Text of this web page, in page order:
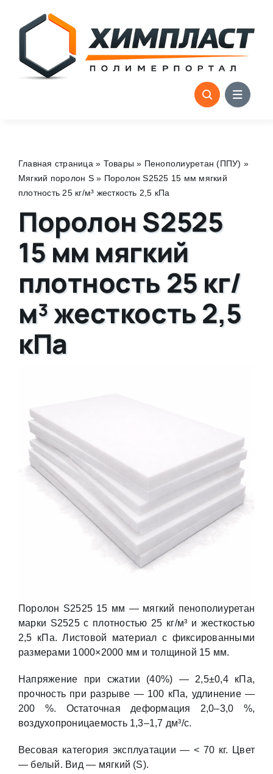
content
Главная страница » Товары » Пенополиуретан (ППУ) »
Мягкий поролон S» Поролон S2525 15 мм мягкий
плотность 25 кг/м³ жесткость 2,5 кПа
Поролон S2525
15 мм мягкий
плотность 25 кг/
м³ жесткость 2,5
кПа
Поролон S2525 15 мм — мягкий пенополиуретан
марки S2525 с плотностью 25 кг/м³ и жесткостью
2,5 кПа. Листовой материал с фиксированными
размерами 1000×2000 мм и толщиной 15 мм.
Напряжение при сжатии (40%) — 2,5±0,4 кПа,
прочность при разрыве — 100 кПа, удлинение —
200 %. Остаточная деформация 2,0–3,0 %,
воздухопроницаемость 1,3–1,7 дм³/с.
Весовая категория эксплуатации — < 70 кг. Цвет
— белый. Вид — мягкий (S).